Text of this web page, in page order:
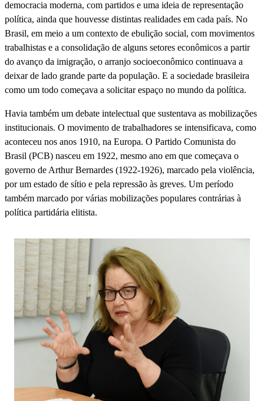
democracia moderna, com partidos e uma ideia de representação
política, ainda que houvesse distintas realidades em cada país. No
Brasil, em meio a um contexto de ebulição social, com movimentos
trabalhistas e a consolidação de alguns setores econômicos a partir
do avanço da imigração, o arranjo socioeconômico continuava a
deixar de lado grande parte da população. E a sociedade brasileira
como um todo começava a solicitar espaço no mundo da política.
Havia também um debate intelectual que sustentava as mobilizações
institucionais. O movimento de trabalhadores se intensificava, como
aconteceu nos anos 1910, na Europa. O Partido Comunista do
Brasil (PCB) nasceu em 1922, mesmo ano em que começava o
governo de Arthur Bernardes (1922-1926), marcado pela violência,
por um estado de sítio e pela repressão às greves. Um período
também marcado por várias mobilizações populares contrárias à
política partidária elitista.